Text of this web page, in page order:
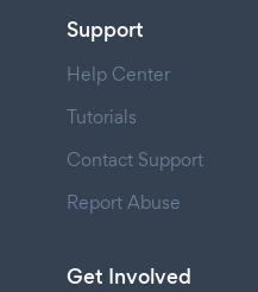
Support
Help Center
Tutorials
Contact Support
Report Abuse
Get Involved